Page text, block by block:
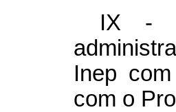
IX -
Inep
com o